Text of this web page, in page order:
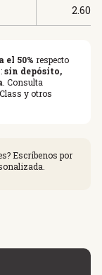
2.600
el 50% respecto
sin depósito,
. Consulta
y otros
Escríbenos por